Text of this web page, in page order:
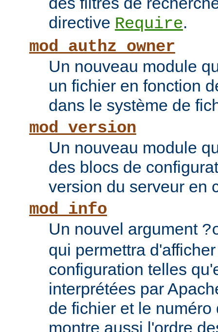
directive Require.
mod_authz_owner
Un nouveau module
un fichier en fonction
dans le système de
mod_version
Un nouveau module
des blocs de
version du serveur en
mod_info
Un nouvel argument
qui permettra
configuration telles
interprétées par
de fichier et le
montre aussi l'ordre